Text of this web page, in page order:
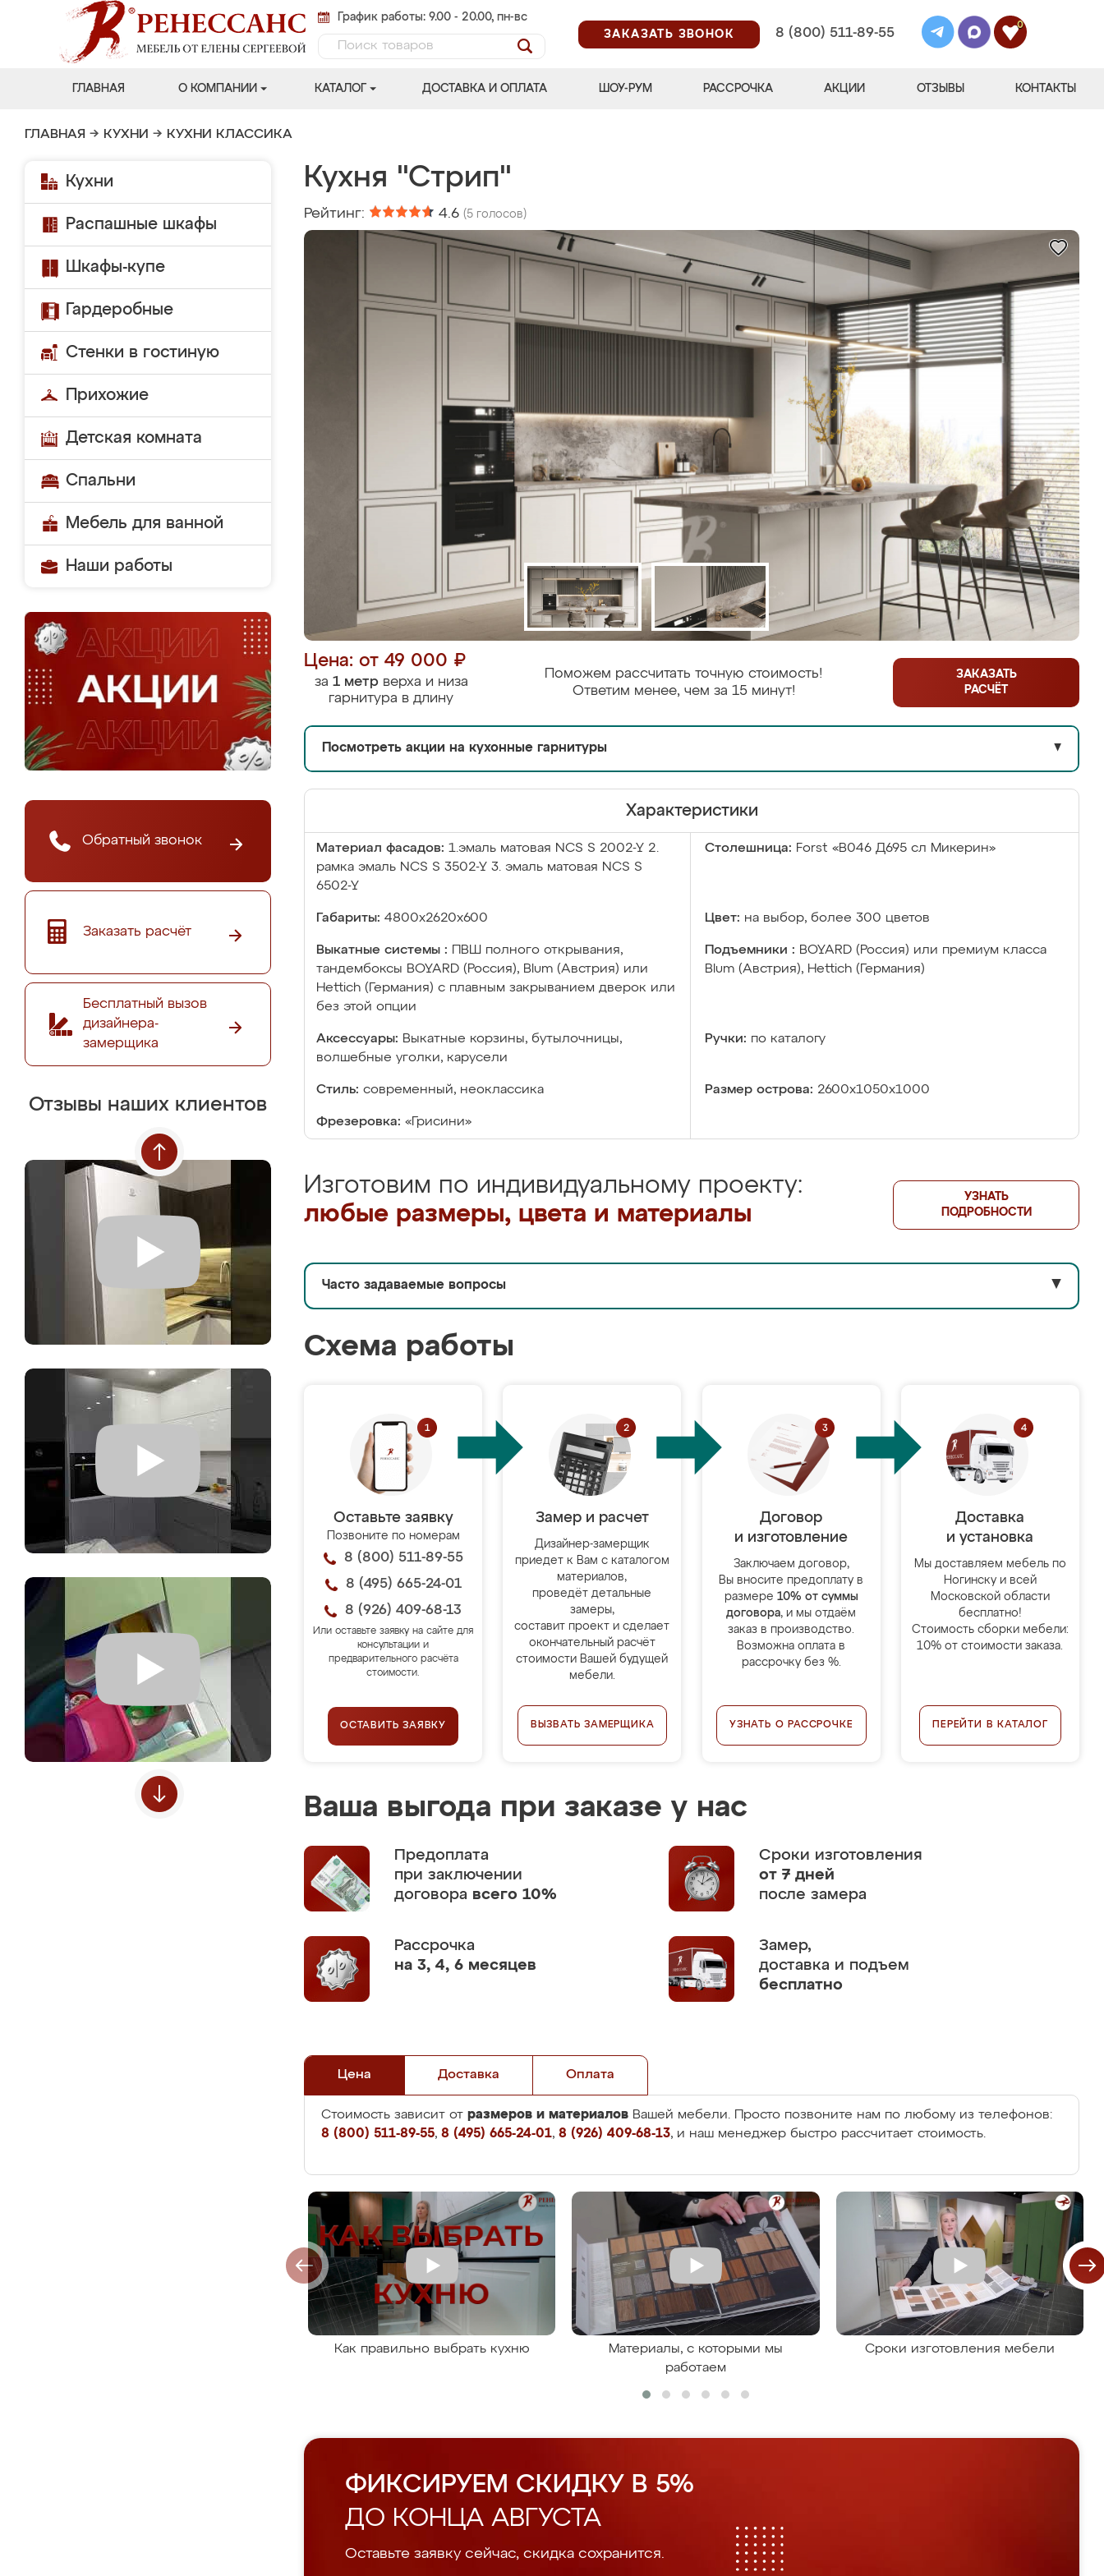
График работы: 9.00 - 20.00, пн-вс
ЗАКАЗАТЬ ЗВОНОК
8 (800) 511-89-55
0
ГЛАВНАЯ О КОМПАНИИ КАТАЛОГ ДОСТАВКА И ОПЛАТА ШОУ-РУМ РАССРОЧКА АКЦИИ ОТЗЫВЫ КОНТАКТЫ
ГЛАВНАЯ → КУХНИ → КУХНИ КЛАССИКА
Кухни
Распашные шкафы
Шкафы-купе
Гардеробные
Стенки в гостиную
Прихожие
Детская комната
Спальни
Мебель для ванной
Наши работы
Обратный звонок
Заказать расчёт
Бесплатный вызов
дизайнера-
замерщика
Отзывы наших клиентов
Кухня "Стрип"
Рейтинг: 4.6 (5 голосов)
Цена: от 49 000 ₽
за 1 метрверха и низа
гарнитура в длину
Поможем рассчитать точную стоимость!
Ответим менее, чем за 15 минут!
ЗАКАЗАТЬ
РАСЧЁТ
Посмотреть акции на кухонные гарнитуры ▼
Характеристики
Материал фасадов: 1.эмаль матовая NCS S 2002-Y 2.
рамка эмаль NCS S 3502-Y 3. эмаль матовая NCS S
6502-Y
Столешница: Forst «В046 Д695 сл Микерин»
Габариты: 4800х2620х600 Цвет: на выбор, более 300 цветов
Выкатные системы :
ПВШ полного открывания,
тандембоксы BOYARD (Россия), Blum (Австрия) или
Hettich (Германия) с плавным закрыванием дверок или
без этой опции
Подъемники : BOYARD (Россия) или премиум класса
Blum (Австрия), Hettich (Германия)
Аксессуары: Выкатные корзины, бутылочницы,
волшебные уголки, карусели
Ручки: по каталогу
Стиль: современный, неоклассика Размер острова: 2600х1050х1000
Фрезеровка: «Грисини»
Изготовим по индивидуальному проекту:
любые размеры, цвета и материалы
УЗНАТЬ
ПОДРОБНОСТИ
Часто задаваемые вопросы ▼
Схема работы
Оставьте заявку
Позвоните по номерам
8 (800) 511-89-55
8 (495) 665-24-01
8 (926) 409-68-13
Или оставьте заявку на сайте для
консультации и
предварительного расчёта
стоимости.
ОСТАВИТЬ ЗАЯВКУ
Замер и расчет
Дизайнер-замерщик
приедет к Вам с каталогом
материалов,
проведёт детальные
замеры,
составит проект и сделает
окончательный расчёт
стоимости Вашей будущей
мебели.
ВЫЗВАТЬ ЗАМЕРЩИКА
Договор
и изготовление
Заключаем договор,
Вы вносите предоплату в
размере 10% от суммы
договора, и мы отдаём
заказ в производство.
Возможна оплата в
рассрочку без %.
УЗНАТЬ О РАССРОЧКЕ
Доставка
и установка
Мы доставляем мебель по
Ногинску и всей
Московской области
бесплатно!
Стоимость сборки мебели:
10% от стоимости заказа.
ПЕРЕЙТИ В КАТАЛОГ
Ваша выгода при заказе у нас
Предоплата
при заключении
договора всего 10%
Сроки изготовления
от 7 дней
после замера
Рассрочка
на 3, 4, 6 месяцев
Замер,
доставка и подъем
бесплатно
Цена Доставка Оплата
Стоимость зависит от размеров и материалов Вашей мебели. Просто позвоните нам по любому из телефонов:
8 (800) 511-89-55, 8 (495) 665-24-01, 8 (926) 409-68-13, и наш менеджер быстро рассчитает стоимость.
Как правильно выбрать кухню
Материалы, с которыми мы
работаем
Сроки изготовления мебели
ФИКСИРУЕМ СКИДКУ В 5%
ДО КОНЦА АВГУСТА
Оставьте заявку сейчас, скидка сохранится.